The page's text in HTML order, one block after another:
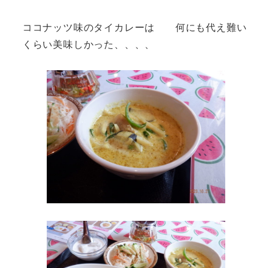
ココナッツ味のタイカレーは 何にも代え難い
くらい美味しかった、、、、